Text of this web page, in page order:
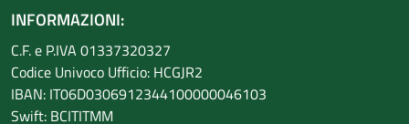
INFORMAZIONI:
C.F. e P.IVA 01337320327
Codice Univoco Ufficio: HCGJR2
IBAN: IT06D0306912344100000046103
Swift: BCITITMM